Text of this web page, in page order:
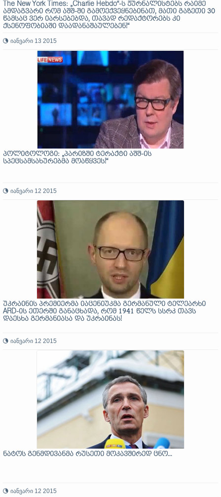
The New York Times: „Charlie Hebdo“-ს ჟურნალისტებს რაიმე
ამდაგვარი რომ აშშ-ში გამოექვეყნებინათ, მათი გაზეთი 30
წამსაც ვერ იარსებებდა, თავად რედაქტორებს კი
ქსენოფობიაში დაადანაშაულებენ!“
იანვარი 13 2015
პოლიტოლოგი: „პარიზში ტერაქტი აშშ-ის
სპეცსამსახურებმა მოაწყვეს!“
იანვარი 12 2015
უკრაინის პრემიერმა იაცენიუკმა გერმანული ტელეარხი
ARD-ის ეთერში განაცხადა, რომ 1941 წელს სსრკ თავს
დაესხა გერმანიასა და უკრაინას!
იანვარი 12 2015
ნატოს გენმდივანმა რუსეთი მოკავშირედ ცნო...
იანვარი 12 2015